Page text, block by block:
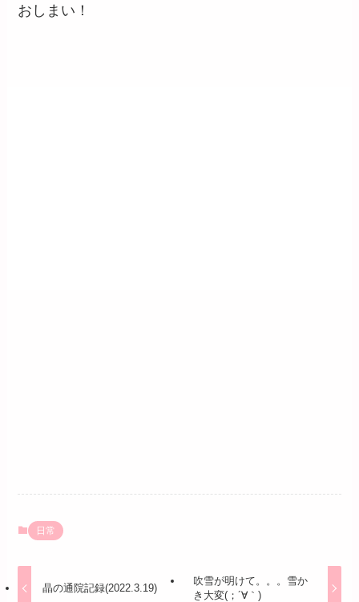
おしまい！
日常
晶の通院記録(2022.3.19)
吹雪が明けて。。。雪か
き大変(；´∀｀)